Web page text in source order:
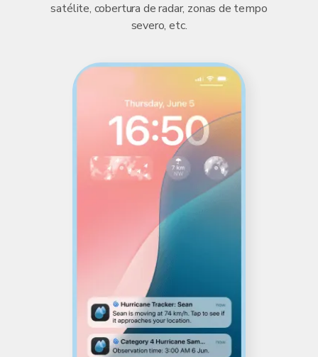
satélite, cobertura de radar, zonas de tempo
severo, etc.